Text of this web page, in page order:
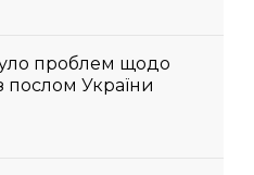
проблем щодо
послом України